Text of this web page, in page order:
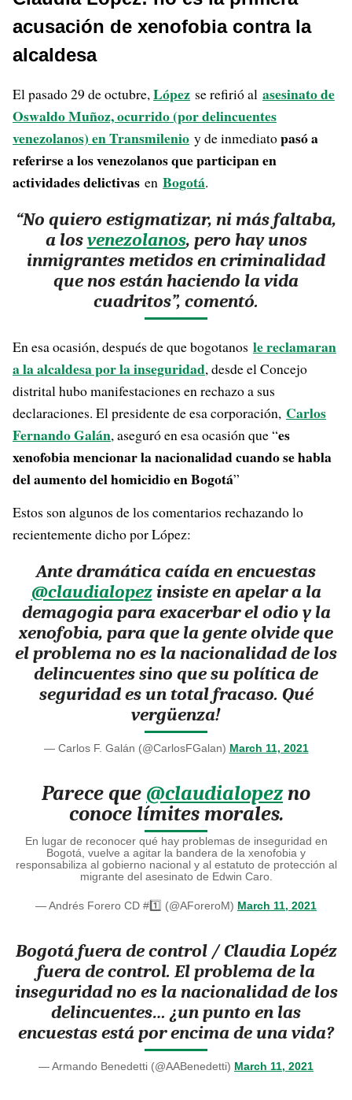
acusación de xenofobia contra la
alcaldesa
El pasado 29 de octubre,López se refirió al asesinato de
Oswaldo Muñoz, ocurrido (por delincuentes
venezolanos) en Transmilenio y de inmediatopasó a
referirse a los venezolanos que participan en
actividades delictivas en Bogotá.
“No quiero estigmatizar, ni más faltaba,
a losvenezolanos, pero hay unos
inmigrantes metidos en criminalidad
que nos están haciendo la vida
cuadritos”, comentó.
En esa ocasión, después de que bogotanos le reclamaran
a la alcaldesa por la inseguridad, desde el Concejo
distrital hubo manifestaciones en rechazo a sus
declaraciones. El presidente de esa corporación, Carlos
Fernando Galán, aseguró en esa ocasión que “es
xenofobia mencionar la nacionalidad cuando se habla
del aumento del homicidio en Bogotá”
Estos son algunos de los comentarios rechazando lo
recientemente dicho por López:
Ante dramática caída en encuestas
@claudialopezinsiste en apelar a la
demagogia para exacerbar el odio y la
xenofobia, para que la gente olvide que
el problema no es la nacionalidad de los
delincuentes sino que su política de
seguridad es un total fracaso. Qué
vergüenza!
— Carlos F. Galán (@CarlosFGalan) March 11, 2021
Parece que @claudialopezno
conoce límites morales.
En lugar de reconocer qué hay problemas de inseguridad en
Bogotá, vuelve a agitar la bandera de la xenofobia y
responsabiliza al gobierno nacional y al estatuto de protección al
migrante del asesinato de Edwin Caro.
— Andrés Forero CD #1️⃣ (@AForeroM) March 11, 2021
Bogotá fuera de control / Claudia Lopéz
fuera de control. El problema de la
inseguridad no es la nacionalidad de los
delincuentes… ¿un punto en las
encuestas está por encima de una vida?
— Armando Benedetti (@AABenedetti) March 11, 2021